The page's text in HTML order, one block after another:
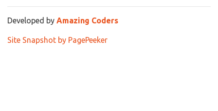
Developed by Amazing Coders
Site Snapshot by PagePeeker